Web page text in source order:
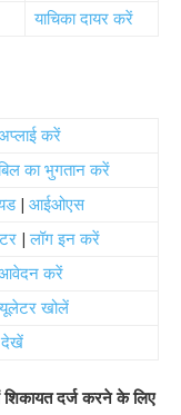
याचिका दायर करें
करें
का भुगतान करें
| आईओएस
|लॉग इन करें
करें
खोलें
शिकायत दर्ज करने के लिए